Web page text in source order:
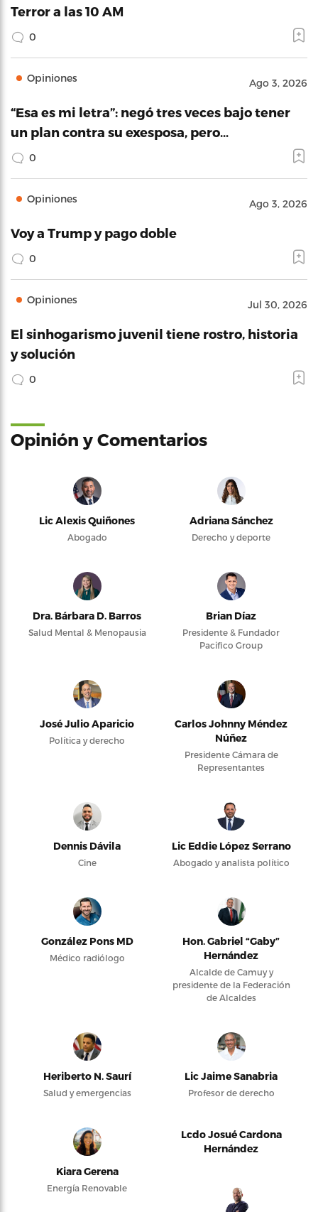
Terror a las 10 AM
0
Opiniones Ago 3, 2026
“Esa es mi letra”: negó tres veces bajo tener
un plan contra su exesposa, pero…
0
Opiniones Ago 3, 2026
Voy a Trump y pago doble
0
Opiniones Jul 30, 2026
El sinhogarismo juvenil tiene rostro, historia
y solución
0
Opinión y Comentarios
Lic Alexis Quiñones
Abogado
Adriana Sánchez
Derecho y deporte
Dra. Bárbara D. Barros
Salud Mental & Menopausia
Brian Díaz
Presidente & Fundador
Pacifico Group
José Julio Aparicio
Política y derecho
Carlos Johnny Méndez
Núñez
Presidente Cámara de
Representantes
Dennis Dávila
Cine
Lic Eddie López Serrano
Abogado y analista político
González Pons MD
Médico radiólogo
Hon. Gabriel “Gaby”
Hernández
Alcalde de Camuy y
presidente de la Federación
de Alcaldes
Heriberto N. Saurí
Salud y emergencias
Lic Jaime Sanabria
Profesor de derecho
Kiara Gerena
Energía Renovable
Lcdo Josué Cardona
Hernández